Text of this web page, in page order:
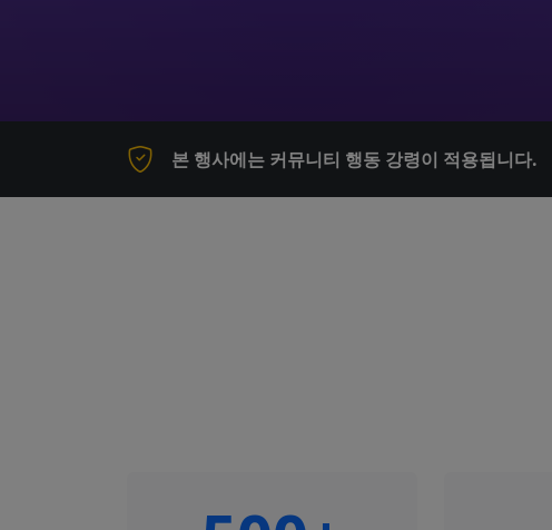
본 행사에는 커뮤니티 행동 강령이 적용됩니다.